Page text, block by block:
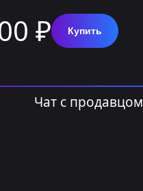
₽ Купить
Чат с продавцом